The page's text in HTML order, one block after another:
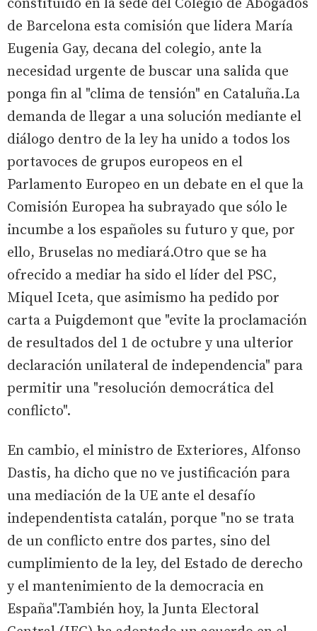
constituido en la sede del Colegio de Abogados
de Barcelona esta comisión que lidera María
Eugenia Gay, decana del colegio, ante la
necesidad urgente de buscar una salida que
ponga fin al "clima de tensión" en Cataluña.La
demanda de llegar a una solución mediante el
diálogo dentro de la ley ha unido a todos los
portavoces de grupos europeos en el
Parlamento Europeo en un debate en el que la
Comisión Europea ha subrayado que sólo le
incumbe a los españoles su futuro y que, por
ello, Bruselas no mediará.Otro que se ha
ofrecido a mediar ha sido el líder del PSC,
Miquel Iceta, que asimismo ha pedido por
carta a Puigdemont que "evite la proclamación
de resultados del 1 de octubre y una ulterior
declaración unilateral de independencia" para
permitir una "resolución democrática del
conflicto".
En cambio, el ministro de Exteriores, Alfonso
Dastis, ha dicho que no ve justificación para
una mediación de la UE ante el desafío
independentista catalán, porque "no se trata
de un conflicto entre dos partes, sino del
cumplimiento de la ley, del Estado de derecho
y el mantenimiento de la democracia en
España".También hoy, la Junta Electoral